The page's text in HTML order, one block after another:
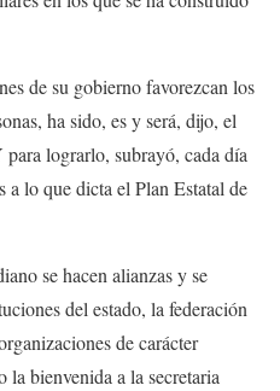
de su gobierno favorezcan los
ha sido, es y será, dijo, el
lograrlo, subrayó, cada día
a lo que dicta el Plan Estatal de
se hacen alianzas y se
del estado, la federación
de carácter
bienvenida a la secretaria